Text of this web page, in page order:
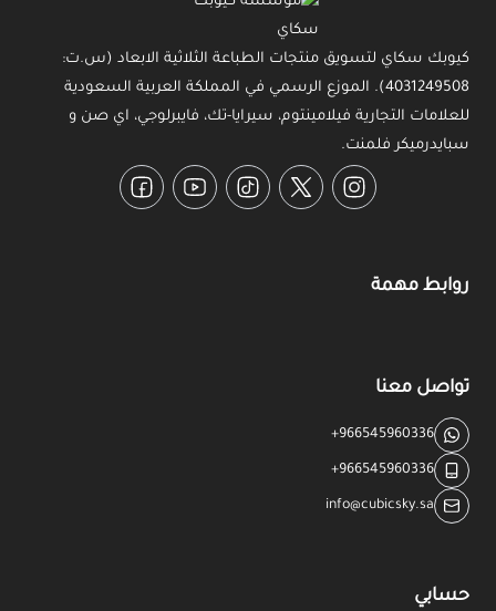
كيوبك سكاي لتسويق منتجات الطباعة الثلاثية الابعاد (س.ت:
4031249508). الموزع الرسمي في المملكة العربية السعودية
للعلامات التجارية فيلامينتوم، سيرايا-تك، فايبرلوجي، اي صن و
سبايدرميكر فلمنت.
Instagram
Twitter
TikTok
YouTube
Facebook
روابط مهمة
تواصل معنا
+966545960336
+966545960336
info@cubicsky.sa
حسابي